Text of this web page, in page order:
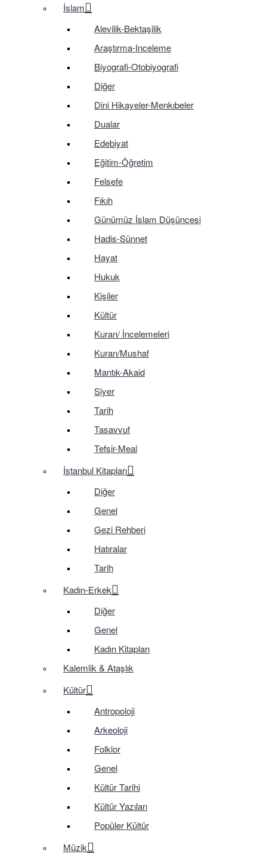
İslam
Alevilik-Bektaşilik
Araştırma-Inceleme
Biyografi-Otobiyografi
Diğer
Dini Hikayeler-Menkıbeler
Dualar
Edebiyat
Eğitim-Öğretim
Felsefe
Fıkıh
Günümüz İslam Düşüncesi
Hadis-Sünnet
Hayat
Hukuk
Kişiler
Kültür
Kuran/ İncelemeleri
Kuran/Mushaf
Mantık-Akaid
Siyer
Tarih
Tasavvuf
Tefsir-Meal
İstanbul Kitapları
Diğer
Genel
Gezi Rehberi
Hatıralar
Tarih
Kadın-Erkek
Diğer
Genel
Kadın Kitapları
Kalemlik & Ataşlık
Kültür
Antropoloji
Arkeoloji
Folklor
Genel
Kültür Tarihi
Kültür Yazıları
Popüler Kültür
Müzik